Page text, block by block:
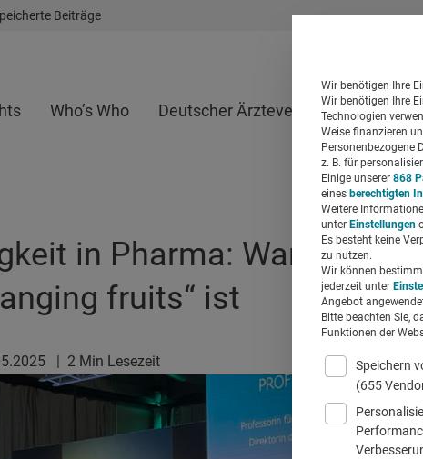
Beiträge
Who’s Who Deutscher Ärzteverlag
in Pharma: Warum
fruits“ ist
| 2 Min Lesezeit
Wir benötigen Ihre
Wir benötigen Ihre
Technologien
Weise finanzieren
Personenbezogene
z. B. für
Einige unserer 868
eines berechtigten
Weitere
unter Einstellungen
Es besteht keine
zu nutzen.
Wir können
jederzeit unter
Angebot
Bitte beachten Sie,
Funktionen der
Speichern
(655